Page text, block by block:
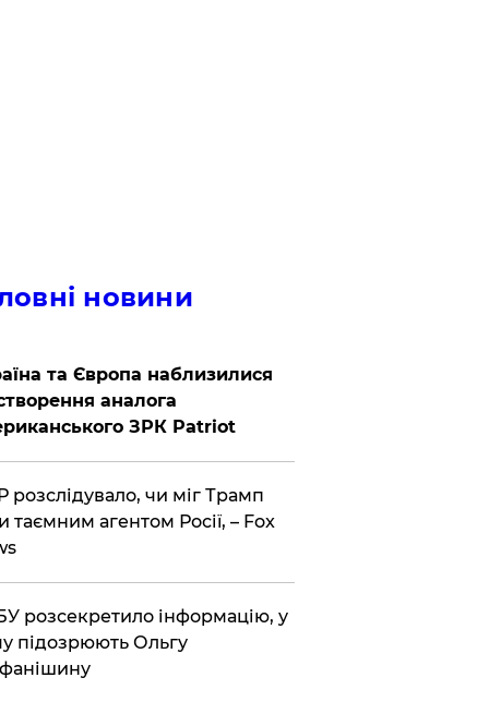
новини
та Європа наблизилися
аналога
ЗРК Patriot
розслідувало, чи міг Трамп
таємним агентом Росії, – Fox
розсекретило інформацію, у
підозрюють Ольгу